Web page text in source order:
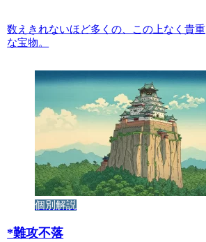
数えきれないほど多くの、この上なく貴重
な宝物。
個別解説
*難攻不落